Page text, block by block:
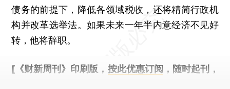
债务的前提下，降低各领域税收，还将精简行政机
构并改革选举法。如果未来一年半内意经济不见好
转，他将辞职。
[《财新周刊》印刷版， 按此优惠订阅 ，随时起刊，